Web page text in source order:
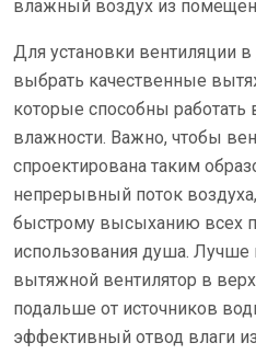
влажный воздух из
Для установки вентиляции
выбрать качественные
которые способны работать
влажности. Важно, чтобы
спроектирована таким
непрерывный поток
быстрому высыханию всех
использования душа. Лучше
вытяжной вентилятор в
подальше от источников
эффективный отвод влаги